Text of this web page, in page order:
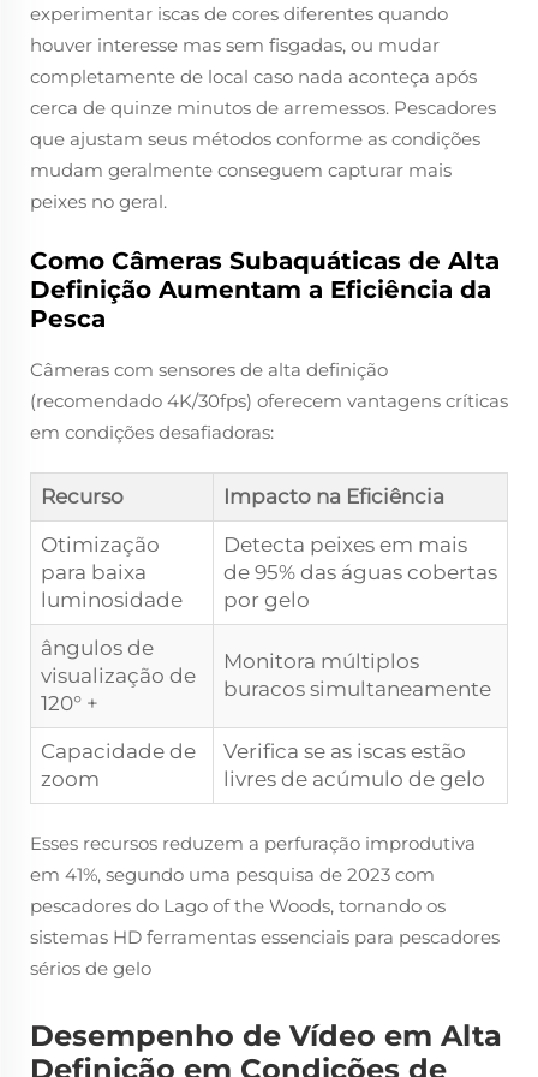
experimentar iscas de cores diferentes quando
houver interesse mas sem fisgadas, ou mudar
completamente de local caso nada aconteça após
cerca de quinze minutos de arremessos. Pescadores
que ajustam seus métodos conforme as condições
mudam geralmente conseguem capturar mais
peixes no geral.
Como Câmeras Subaquáticas de Alta
Definição Aumentam a Eficiência da
Pesca
Câmeras com sensores de alta definição
(recomendado 4K/30fps) oferecem vantagens críticas
em condições desafiadoras:
Recurso
Impacto na Eficiência
Otimização
para baixa
luminosidade
Detecta peixes em mais
de 95% das águas cobertas
por gelo
ângulos de
visualização de
120° +
Monitora múltiplos
buracos simultaneamente
Capacidade de
zoom
Verifica se as iscas estão
livres de acúmulo de gelo
Esses recursos reduzem a perfuração improdutiva
em 41%, segundo uma pesquisa de 2023 com
pescadores do Lago of the Woods, tornando os
sistemas HD ferramentas essenciais para pescadores
sérios de gelo
Desempenho de Vídeo em Alta
Definição em Condições de